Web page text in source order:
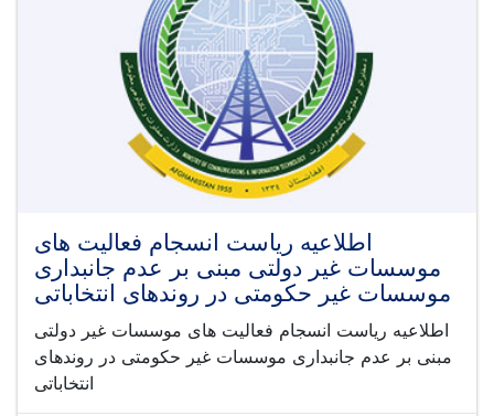
the
Future
Impact
Assessment
of
the
EZ-
Kar
اطلاعیه ریاست انسجام فعالیت های
موسسات غیر دولتی مبنی بر عدم جانبداری
موسسات غیر حکومتی در روندهای انتخاباتی
اطلاعیه ریاست انسجام فعالیت های موسسات غیر دولتی
مبنی بر عدم جانبداری موسسات غیر حکومتی در روندهای
انتخاباتی